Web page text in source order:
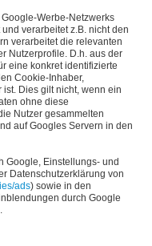
Werbe-Netzwerks
verarbeitet z.B. nicht den
verarbeitet die relevanten
Nutzerprofile. D.h. aus der
eine konkret identifizierte
Cookie-Inhaber,
Dies gilt nicht, wenn ein
ohne diese
Nutzer gesammelten
auf Googles Servern in den
Google, Einstellungs- und
Datenschutzerklärung von
ads) sowie in den
durch Google